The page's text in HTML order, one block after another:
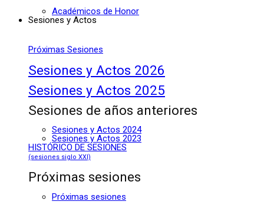
Académicos de Honor
Sesiones y Actos
Próximas Sesiones
Sesiones y Actos 2026
Sesiones y Actos 2025
Sesiones de años anteriores
Sesiones y Actos 2024
Sesiones y Actos 2023
HISTÓRICO DE SESIONES
(sesiones siglo XXI)
Próximas sesiones
Próximas sesiones